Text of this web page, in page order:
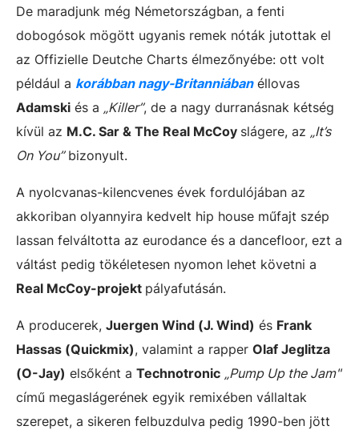
De maradjunk még Németországban, a fenti
dobogósok mögött ugyanis remek nóták jutottak el
az Offizielle Deutche Charts élmezőnyébe: ott volt
például a korábban nagy-Britanniábanéllovas
Adamski és a „Killer”, de a nagy durranásnak kétség
kívül az M.C. Sar & The Real McCoy slágere, az „It’s
On You”bizonyult.
A nyolcvanas-kilencvenes évek fordulójában az
akkoriban olyannyira kedvelt hip house műfajt szép
lassan felváltotta az eurodance és a dancefloor, ezt a
váltást pedig tökéletesen nyomon lehet követni a
Real McCoy-projekt pályafutásán.
A producerek, Juergen Wind (J. Wind) és Frank
Hassas (Quickmix), valamint a rapper Olaf Jeglitza
(O-Jay) elsőként a Technotronic „Pump Up the Jam"
című megaslágerének egyik remixében vállaltak
szerepet, a sikeren felbuzdulva pedig 1990-ben jött